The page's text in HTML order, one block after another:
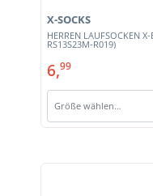
HERREN LAUFSOCKEN
RS13S23M-R019)
X-SOCKS
6,99
Größe wählen…